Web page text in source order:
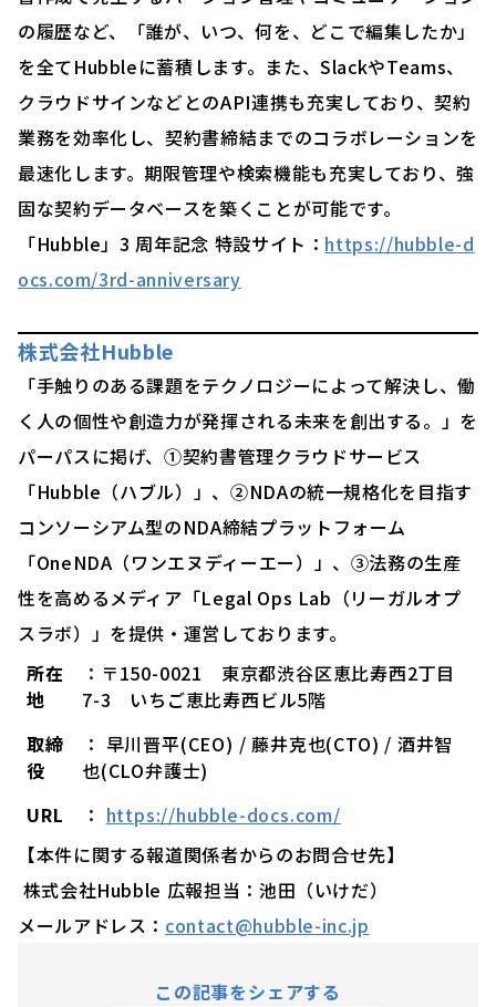
の履歴など、「誰が、いつ、何を、どこで編集したか」
を全てHubbleに蓄積します。また、SlackやTeams、
クラウドサインなどとのAPI連携も充実しており、契約
業務を効率化し、契約書締結までのコラボレーションを
最速化します。期限管理や検索機能も充実しており、強
固な契約データベースを築くことが可能です。
「Hubble」3 周年記念 特設サイト： https://hubble-d
ocs.com/3rd-anniversary
株式会社Hubble
「手触りのある課題をテクノロジーによって解決し、働
く人の個性や創造力が発揮される未来を創出する。」を
パーパスに掲げ、①契約書管理クラウドサービス
「Hubble（ハブル）」、②NDAの統一規格化を目指す
コンソーシアム型のNDA締結プラットフォーム
「OneNDA（ワンエヌディーエー）」、③法務の生産
性を高めるメディア「Legal Ops Lab（リーガルオプ
スラボ）」を提供・運営しております。
所在
地
：〒150-0021 東京都渋谷区恵比寿西2丁目
7-3 いちご恵比寿西ビル5階
取締
役
： 早川晋平(CEO) / 藤井克也(CTO) / 酒井智
也(CLO弁護士)
URL
： https://hubble-docs.com/
【本件に関する報道関係者からのお問合せ先】
株式会社Hubble 広報担当：池田（いけだ）
メールアドレス： contact@hubble-inc.jp
この記事をシェアする